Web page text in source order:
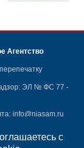
с
Агентство
ЭЛ № ФС 77 -
info@niasam.ru